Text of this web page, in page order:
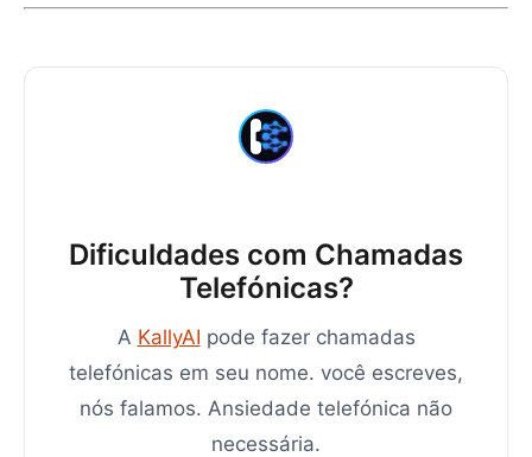
Dificuldades com Chamadas
Telefónicas?
A KallyAI pode fazer chamadas
telefónicas em seu nome. você escreves,
nós falamos. Ansiedade telefónica não
necessária.